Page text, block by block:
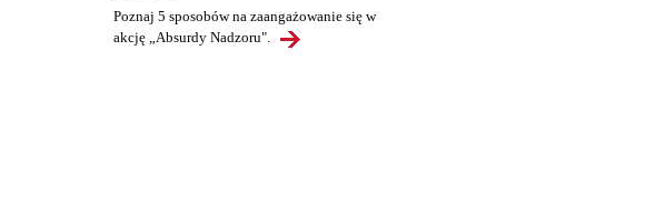
Poznaj 5 sposobów na zaangażowanie się w
akcję „Absurdy Nadzoru".